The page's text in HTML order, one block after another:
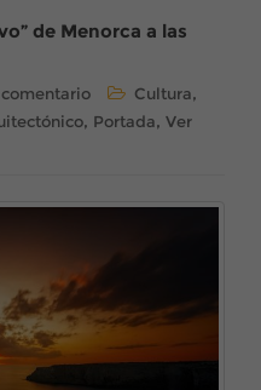
de Menorca a las
comentario Cultura,
, Portada, Ver